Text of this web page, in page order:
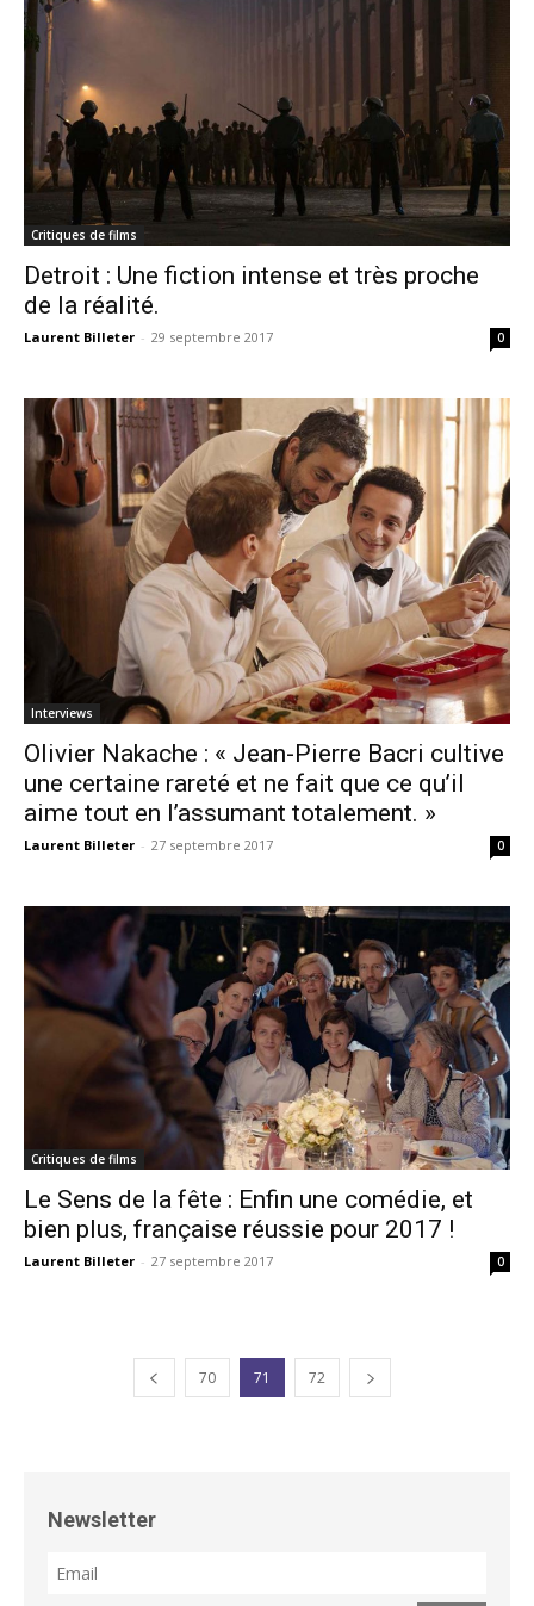
Critiques de films
Detroit : Une fiction intense et très proche
de la réalité.
Laurent Billeter - 29 septembre 2017 0
Interviews
Olivier Nakache : « Jean-Pierre Bacri cultive
une certaine rareté et ne fait que ce qu’il
aime tout en l’assumant totalement. »
Laurent Billeter - 27 septembre 2017 0
Critiques de films
Le Sens de la fête : Enfin une comédie, et
bien plus, française réussie pour 2017 !
Laurent Billeter - 27 septembre 2017 0
70 71 72
Newsletter